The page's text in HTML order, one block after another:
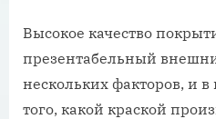
Высокое качество
презентабельный
нескольких факторов, и
того, какой краской